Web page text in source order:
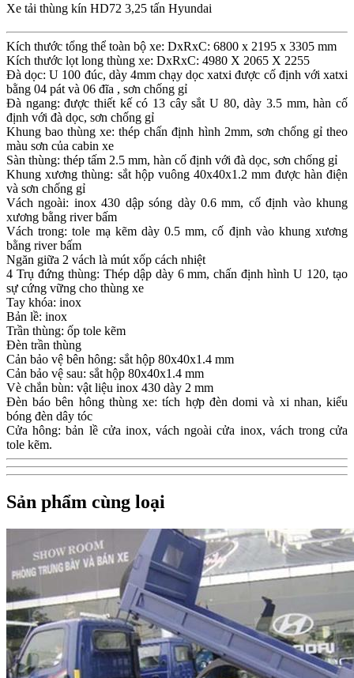
Xe tải thùng kín HD72 3,25 tấn Hyundai
Kích thước tổng thể toàn bộ xe: DxRxC: 6800 x 2195 x 3305 mm
Kích thước lọt long thùng xe: DxRxC: 4980 X 2065 X 2255
Đà dọc: U 100 đúc, dày 4mm chạy dọc xatxi được cố định với xatxi
bằng 04 pát và 06 đĩa , sơn chống gỉ
Đà ngang: được thiết kế có 13 cây sắt U 80, dày 3.5 mm, hàn cố
định với đà dọc, sơn chống gỉ
Khung bao thùng xe: thép chấn định hình 2mm, sơn chống gỉ theo
màu sơn của cabin xe
Sàn thùng: thép tấm 2.5 mm, hàn cố định với đà dọc, sơn chống gỉ
Khung xương thùng: sắt hộp vuông 40x40x1.2 mm được hàn điện
và sơn chống gỉ
Vách ngoài: inox 430 dập sóng dày 0.6 mm, cố định vào khung
xương bằng river bấm
Vách trong: tole mạ kẽm dày 0.5 mm, cố định vào khung xương
bằng river bấm
Ngăn giữa 2 vách là mút xốp cách nhiệt
4 Trụ đứng thùng: Thép dập dày 6 mm, chấn định hình U 120, tạo
sự cứng vững cho thùng xe
Tay khóa: inox
Bản lề: inox
Trần thùng: ốp tole kẽm
Đèn trần thùng
Cản bảo vệ bên hông: sắt hộp 80x40x1.4 mm
Cản bảo vệ sau: sắt hộp 80x40x1.4 mm
Vè chắn bùn: vật liệu inox 430 dày 2 mm
Đèn báo bên hông thùng xe: tích hợp đèn domi và xi nhan, kiểu
bóng đèn dây tóc
Cửa hông: bản lề cửa inox, vách ngoài cửa inox, vách trong cửa
tole kẽm.
Sản phẩm cùng loại